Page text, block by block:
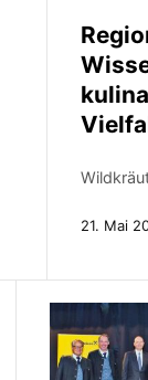
21. Mai